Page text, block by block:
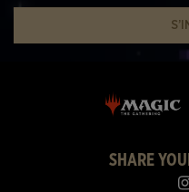
SHARE